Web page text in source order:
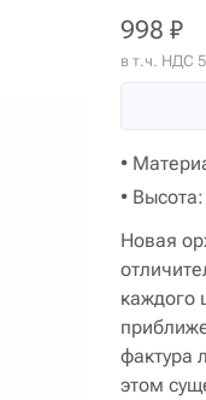
998 ₽
в т.ч. НДС
•
•
Новая
каждого
фактура
этом